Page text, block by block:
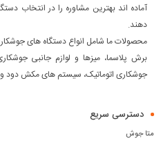
آماده اند بهترین مشاوره را در انتخاب
دهند.
برش پلاسما، میزها و لوازم جانبی
جوشکاری اتوماتیک، سیستم های مکش دود
دسترسی سریع
متا جوش